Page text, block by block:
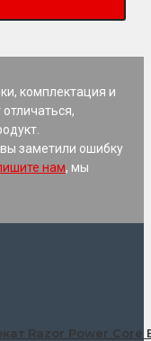
комплектация и
заметили ошибку
нам, мы
Razor Power Core